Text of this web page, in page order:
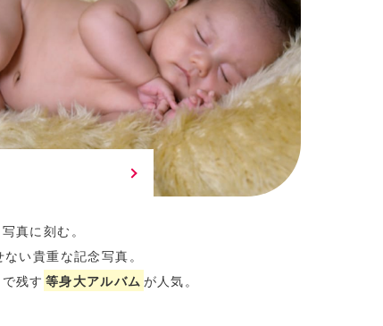
真に刻む。
い貴重な記念写真。
残す 等身大アルバム が人気。